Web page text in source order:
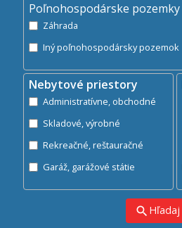
Poľnohospodárske pozemky
Záhrada
Iný poľnohospodársky pozemok
Nebytové priestory
Administratívne, obchodné
Skladové, výrobné
Rekreačné, reštauračné
Garáž, garážové státie
search Hľadaj